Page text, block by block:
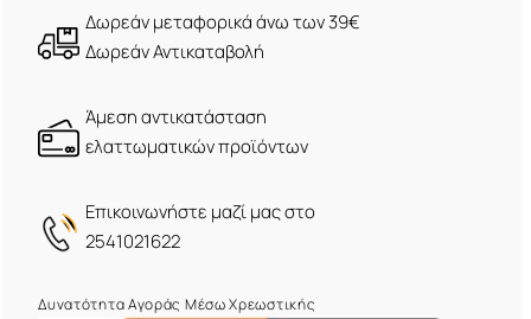
Δωρεάν μεταφορικά άνω των 39€
Δωρεάν Αντικαταβολή
Άμεση αντικατάσταση
ελαττωματικών προϊόντων
Eπικοινωνήστε μαζί μας στο
2541021622
Δυνατότητα Αγοράς Μέσω Χρεωστικής